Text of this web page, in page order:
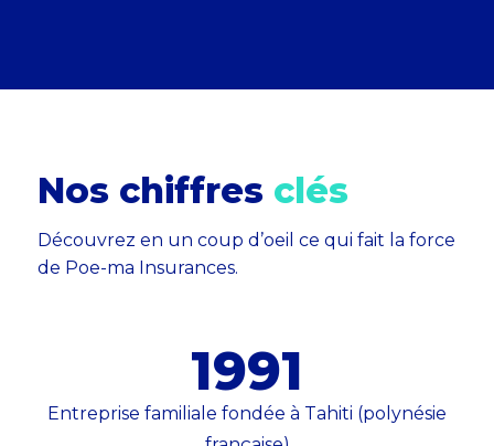
Nos chiffres clés
Découvrez en un coup d’oeil ce qui fait la force
de Poe-ma Insurances.
1991
Entreprise familiale fondée à Tahiti (polynésie